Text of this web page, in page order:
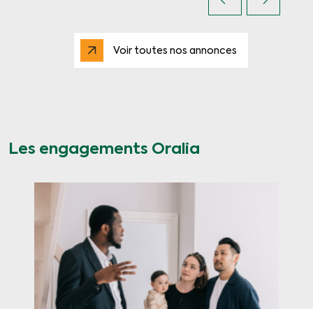
Voir toutes nos annonces
Les engagements Oralia